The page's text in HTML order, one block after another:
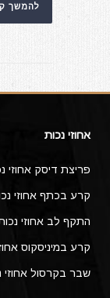
להמשך
אחוזי נכות
פריצת דיסק אחוזי
קרע בכתף אחוזי
התקף לב אחוזי
קרע במיניסקוס
שבר בקרסול אחוזי